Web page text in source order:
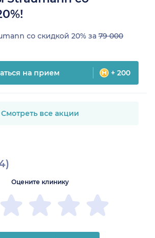
со скидкой 20% за 79 000
на прием + 200
Смотреть все акции
Оцените клинику